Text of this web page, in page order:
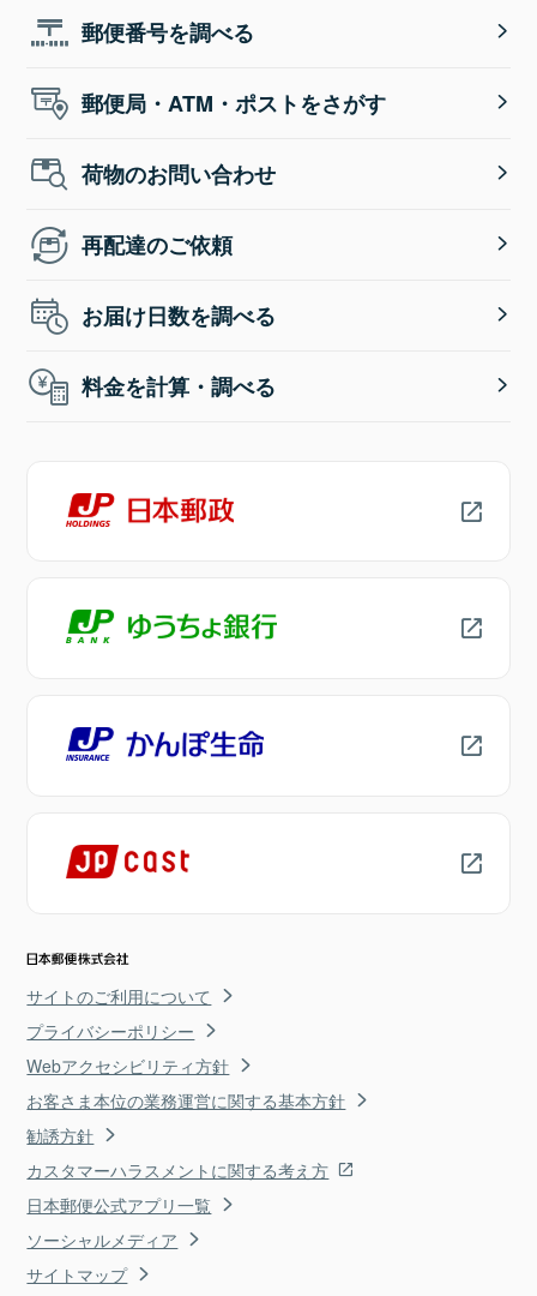
郵便番号を調べる
郵便局・ATM・ポストをさがす
荷物のお問い合わせ
再配達のご依頼
お届け日数を調べる
料金を計算・調べる
サイトのご利用について
プライバシーポリシー
Webアクセシビリティ方針
お客さま本位の業務運営に関する基本方針
勧誘方針
カスタマーハラスメントに関する考え方
日本郵便公式アプリ一覧
ソーシャルメディア
サイトマップ